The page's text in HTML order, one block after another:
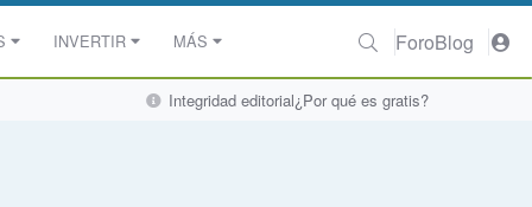
INVERTIR MÁS ForoBlog
Integridad editorial¿Por qué es gratis?